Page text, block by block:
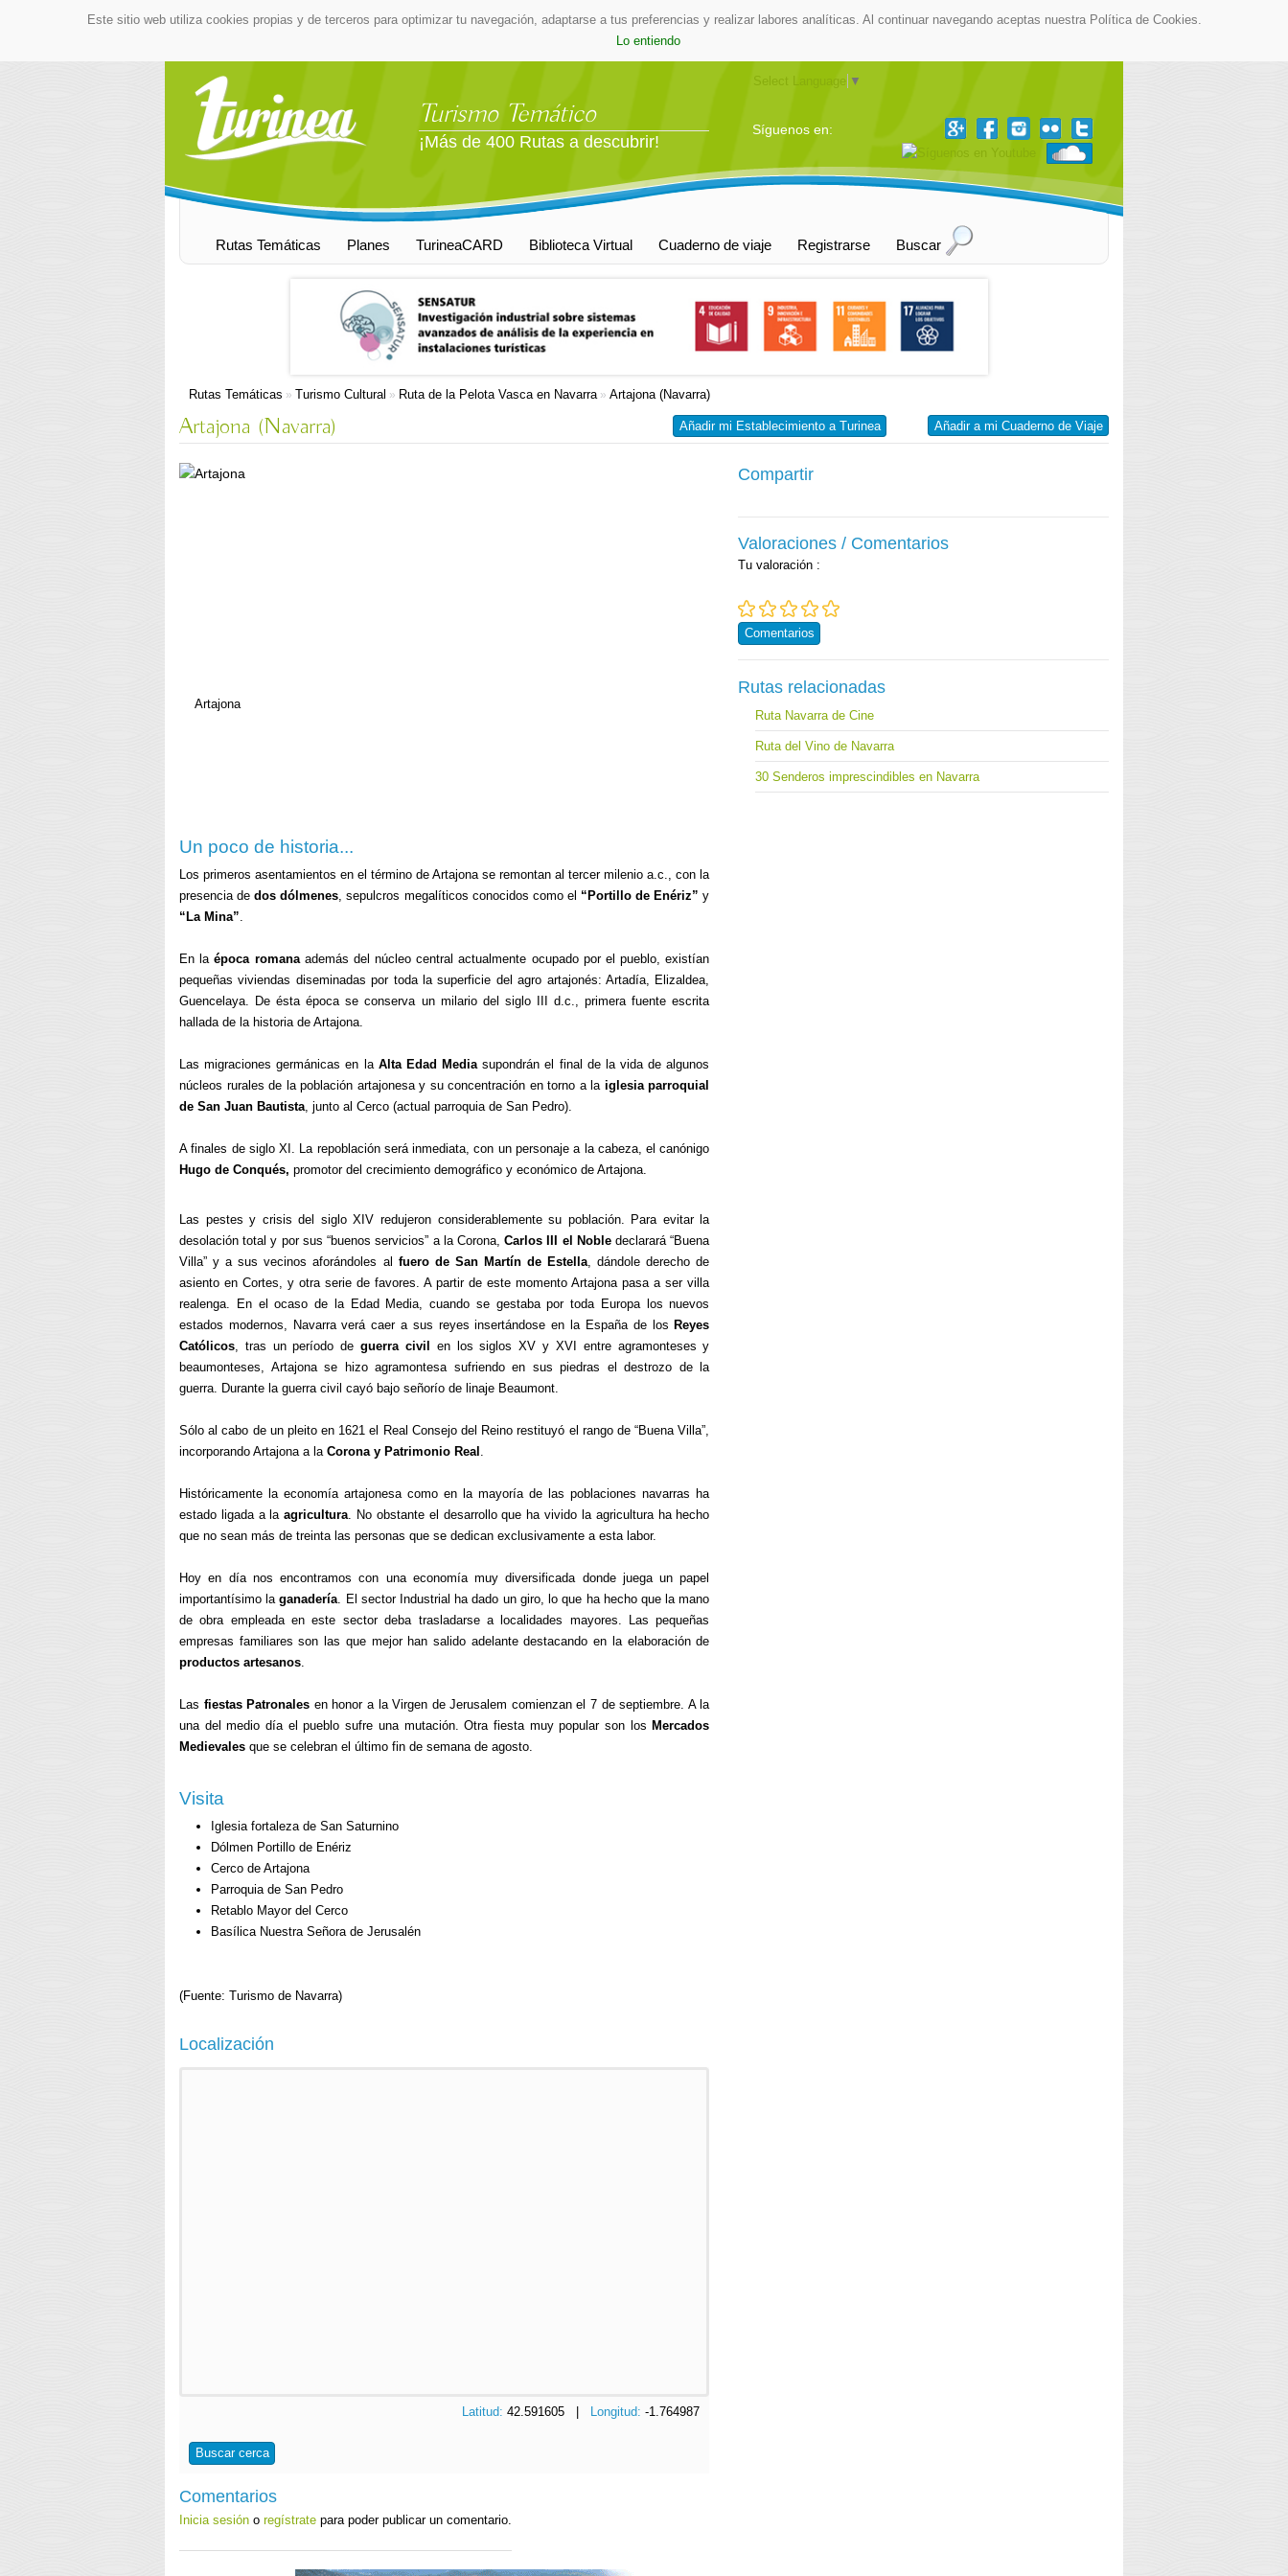
Este sitio web utiliza cookies propias y de terceros para optimizar tu navegación, adaptarse a tus preferencias y realizar labores analíticas. Al continuar navegando aceptas nuestra Política de Cookies.
Lo entiendo
Turismo Temático
¡Más de 400 Rutas a descubrir!
Select Language ▼
Síguenos en:
Rutas Temáticas Planes TurineaCARD Biblioteca Virtual Cuaderno de viaje Registrarse Buscar
Rutas Temáticas » Turismo Cultural » Ruta de la Pelota Vasca en Navarra» Artajona (Navarra)
Añadir a mi Cuaderno de Viaje
Añadir mi Establecimiento a Turinea
Artajona (Navarra)
Artajona
Un poco de historia...
Los primeros asentamientos en el término de Artajona se remontan al tercer milenio a.c., con la
presencia dedos dólmenes, sepulcros megalíticos conocidos como el “Portillo de Enériz” y
“La Mina”.
En laépoca romanaademás del núcleo central actualmente ocupado por el pueblo, existían
pequeñas viviendas diseminadas por toda la superficie del agro artajonés: Artadía, Elizaldea,
Guencelaya. De ésta época se conserva un milario del siglo III d.c., primera fuente escrita
hallada de la historia de Artajona.
Las migraciones germánicas en la Alta Edad Mediasupondrán el final de la vida de algunos
núcleos rurales de la población artajonesa y su concentración en torno a la iglesia parroquial
de San Juan Bautista, junto al Cerco (actual parroquia de San Pedro).
A finales de siglo XI. La repoblación será inmediata, con un personaje a la cabeza, el canónigo
Hugo de Conqués, promotor del crecimiento demográfico y económico de Artajona.
Las pestes y crisis del siglo XIV redujeron considerablemente su población. Para evitar la
desolación total y por sus “buenos servicios” a la Corona,Carlos III el Nobledeclarará “Buena
Villa” y a sus vecinos aforándoles al fuero de San Martín de Estella, dándole derecho de
asiento en Cortes, y otra serie de favores. A partir de este momento Artajona pasa a ser villa
realenga. En el ocaso de la Edad Media, cuando se gestaba por toda Europa los nuevos
estados modernos, Navarra verá caer a sus reyes insertándose en la España de los Reyes
Católicos, tras un período deguerra civil
en los siglos XV y XVI entre agramonteses y
beaumonteses, Artajona se hizo agramontesa sufriendo en sus piedras el destrozo de la
guerra. Durante la guerra civil cayó bajo señorío de linaje Beaumont.
Sólo al cabo de un pleito en 1621 el Real Consejo del Reino restituyó el rango de “Buena Villa”,
incorporando Artajona a la Corona y Patrimonio Real .
Históricamente la economía artajonesa como en la mayoría de las poblaciones navarras ha
estado ligada a laagricultura. No obstante el desarrollo que ha vivido la agricultura ha hecho
que no sean más de treinta las personas que se dedican exclusivamente a esta labor.
Hoy en día nos encontramos con una economía muy diversificada donde juega un papel
importantísimo laganadería. El sector Industrial ha dado un giro, lo que ha hecho que la mano
de obra empleada en este sector deba trasladarse a localidades mayores. Las pequeñas
empresas familiares son las que mejor han salido adelante destacando en la elaboración de
productos artesanos.
Las fiestas Patronales en honor a la Virgen de Jerusalem comienzan el 7 de septiembre. A la
una del medio día el pueblo sufre una mutación. Otra fiesta muy popular son los Mercados
Medievales que se celebran el último fin de semana de agosto.
Visita
Iglesia fortaleza de San Saturnino
Dólmen Portillo de Enériz
Cerco de Artajona
Parroquia de San Pedro
Retablo Mayor del Cerco
Basílica Nuestra Señora de Jerusalén
(Fuente: Turismo de Navarra)
Localización
Latitud:42.591605 | Longitud:-1.764987
Buscar cerca
Comentarios
Inicia sesión o regístrate para poder publicar un comentario.
Compartir
Valoraciones / Comentarios
Tu valoración :
Comentarios
Rutas relacionadas
Ruta Navarra de Cine
Ruta del Vino de Navarra
30 Senderos imprescindibles en Navarra